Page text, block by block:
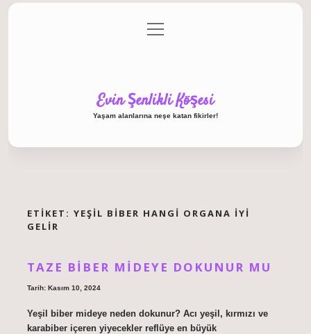
Gizlilik Politikası
menüyü
aç
Evin Şenlikli Köşesi
Yaşam alanlarına neşe katan fikirler!
ETIKET: YEŞIL BIBER HANGI ORGANA IYI
GELIR
TAZE BIBER MIDEYE DOKUNUR MU
Tarih: Kasım 10, 2024
Yeşil biber mideye neden dokunur? Acı yeşil, kırmızı ve
karabiber içeren yiyecekler reflüye en büyük